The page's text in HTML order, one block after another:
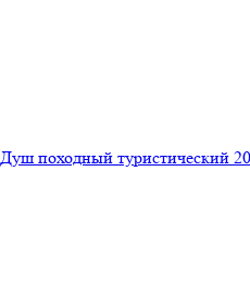
Душ походный туристический